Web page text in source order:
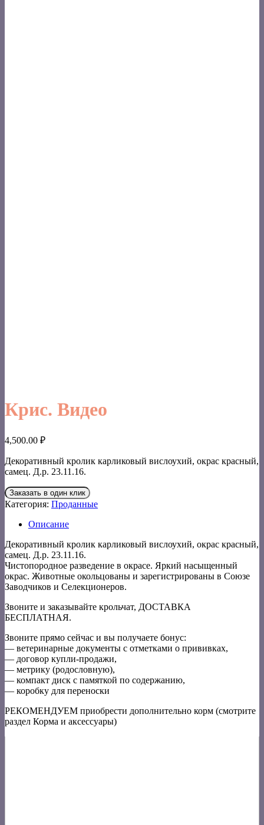
Крис. Видео
4,500.00 ₽
Декоративный кролик карликовый вислоухий, окрас красный,
самец. Д.р. 23.11.16.
Заказать в один клик
Категория: Проданные
Описание
Декоративный кролик карликовый вислоухий, окрас красный,
самец. Д.р. 23.11.16.
Чистопородное разведение в окрасе. Яркий насыщенный
окрас. Животные окольцованы и зарегистрированы в Союзе
Заводчиков и Селекционеров.
Звоните и заказывайте крольчат, ДОСТАВКА
БЕСПЛАТНАЯ.
Звоните прямо сейчас и вы получаете бонус:
— ветеринарные документы с отметками о прививках,
— договор купли-продажи,
— метрику (родословную),
— компакт диск с памяткой по содержанию,
— коробку для переноски
РЕКОМЕНДУЕМ приобрести дополнительно корм (смотрите
раздел Корма и аксессуары)